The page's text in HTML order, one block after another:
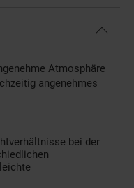
Atmosphäre
angenehmes
bei der